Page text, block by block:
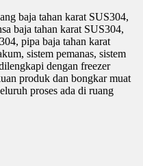
baja tahan karat SUS304,
baja tahan karat SUS304,
pipa baja tahan karat
sistem pemanas, sistem
dengan freezer
produk dan bongkar muat
proses ada di ruang